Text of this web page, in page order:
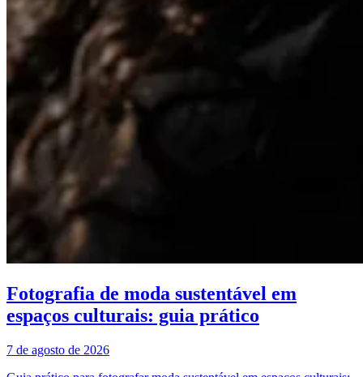
Fotografia de moda sustentável em
espaços culturais: guia prático
7 de agosto de 2026